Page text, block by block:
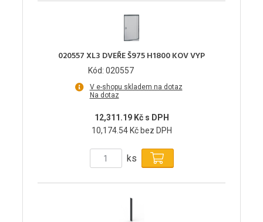
020557 XL3 DVEŘE Š975 H1800 KOV VYP
Kód: 020557
V e-shopu skladem na dotaz
Na dotaz
12,311.19 Kč s DPH
10,174.54 Kč bez DPH
ks